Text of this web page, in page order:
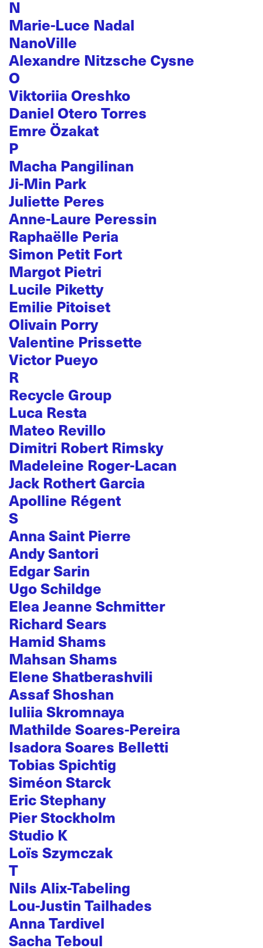
N
Marie-Luce Nadal
NanoVille
Alexandre Nitzsche Cysne
O
Viktoriia Oreshko
Daniel Otero Torres
Emre Özakat
P
Macha Pangilinan
Ji-Min Park
Juliette Peres
Anne-Laure Peressin
Raphaëlle Peria
Simon Petit Fort
Margot Pietri
Lucile Piketty
Emilie Pitoiset
Olivain Porry
Valentine Prissette
Victor Pueyo
R
Recycle Group
Luca Resta
Mateo Revillo
Dimitri Robert Rimsky
Madeleine Roger-Lacan
Jack Rothert Garcia
Apolline Régent
S
Anna Saint Pierre
Andy Santori
Edgar Sarin
Ugo Schildge
Elea Jeanne Schmitter
Richard Sears
Hamid Shams
Mahsan Shams
Elene Shatberashvili
Assaf Shoshan
Iuliia Skromnaya
Mathilde Soares-Pereira
Isadora Soares Belletti
Tobias Spichtig
Siméon Starck
Eric Stephany
Pier Stockholm
Studio K
Loïs Szymczak
T
Nils Alix-Tabeling
Lou-Justin Tailhades
Anna Tardivel
Sacha Teboul